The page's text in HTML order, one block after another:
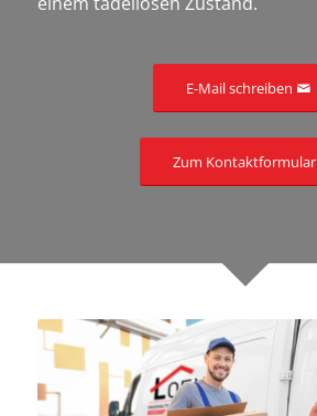
E-Mail schreiben
Zum Kontaktformular